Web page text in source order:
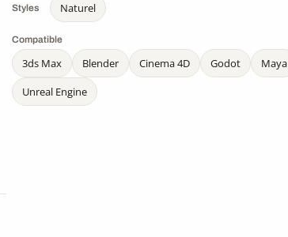
Styles Naturel
Compatible
3ds Max Blender Cinema 4D Godot Maya
Unreal Engine